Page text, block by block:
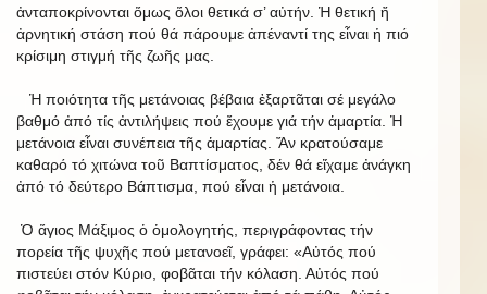
ἀνταποκρίνονται ὅμως ὅλοι θετικά σ’ αὐτήν. Ἡ θετική ἤ
ἀρνητική στάση πού θά πάρουμε ἀπέναντί της εἶναι ἡ πιό
κρίσιμη στιγμή τῆς ζωῆς μας.
Ἡ ποιότητα τῆς μετάνοιας βέβαια ἐξαρτᾶται σέ μεγάλο
βαθμό ἀπό τίς ἀντιλήψεις πού ἔχουμε γιά τήν ἁμαρτία. Ἡ
μετάνοια εἶναι συνέπεια τῆς ἁμαρτίας. Ἄν κρατούσαμε
καθαρό τό χιτώνα τοῦ Βαπτίσματος, δέν θά εἴχαμε ἀνάγκη
ἀπό τό δεύτερο Βάπτισμα, πού εἶναι ἡ μετάνοια.
Ὁ ἅγιος Μάξιμος ὁ ὁμολογητής, περιγράφοντας τήν
πορεία τῆς ψυχῆς πού μετανοεῖ, γράφει: «Αὐτός πού
πιστεύει στόν Κύριο, φοβᾶται τήν κόλαση. Αὐτός πού